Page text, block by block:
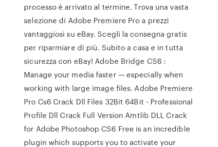
processo è arrivato al termine. Trova una vasta
selezione di Adobe Premiere Pro a prezzi
vantaggiosi su eBay. Scegli la consegna gratis
per riparmiare di più. Subito a casa e in tutta
sicurezza con eBay! Adobe Bridge CS6 :
Manage your media faster — especially when
working with large image files. Adobe Premiere
Pro Cs6 Crack Dll Files 32Bit 64Bit - Professional
Profile Dll Crack Full Version Amtlib DLL Crack
for Adobe Photoshop CS6 Free is an incredible
plugin which supports you to activate your